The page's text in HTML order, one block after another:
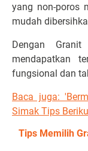
yang non-poros
mudah
Dengan
mendapatkan
fungsional dan
Baca juga:
Simak Tips
Tips Memilih